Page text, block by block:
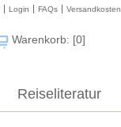
Versandkosten
FAQs
Login
Warenkorb: [0]
Reiseliteratur